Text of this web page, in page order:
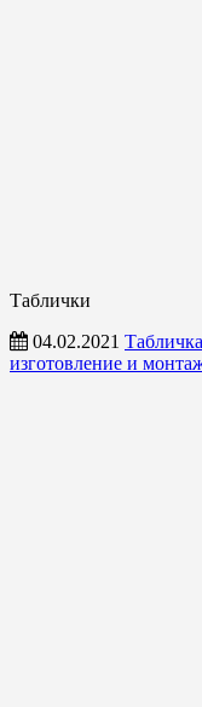
Таблички
04.02.2021
изготовление и